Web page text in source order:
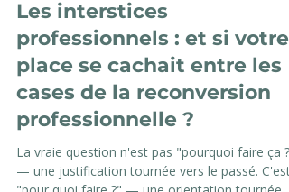
RECONVERSION PROFESSIONNELLE
Les interstices
professionnels : et si votre
place se cachait entre les
cases de la reconversion
professionnelle ?